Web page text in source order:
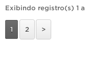
Exibindo registro(s) 1
1 2 >